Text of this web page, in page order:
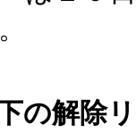
の解除